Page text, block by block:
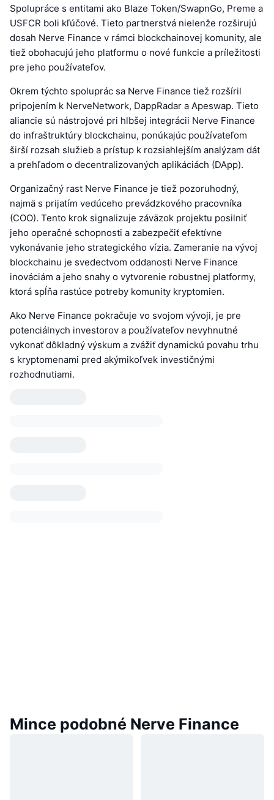
Spolupráce s entitami ako Blaze Token/SwapnGo, Preme a
USFCR boli kľúčové. Tieto partnerstvá nielenže rozširujú
dosah Nerve Finance v rámci blockchainovej komunity, ale
tiež obohacujú jeho platformu o nové funkcie a príležitosti
pre jeho používateľov.
Okrem týchto spoluprác sa Nerve Finance tiež rozšíril
pripojením k NerveNetwork, DappRadar a Apeswap. Tieto
aliancie sú nástrojové pri hlbšej integrácii Nerve Finance
do infraštruktúry blockchainu, ponúkajúc používateľom
širší rozsah služieb a prístup k rozsiahlejším analýzam dát
a prehľadom o decentralizovaných aplikáciách (DApp).
Organizačný rast Nerve Finance je tiež pozoruhodný,
najmä s prijatím vedúceho prevádzkového pracovníka
(COO). Tento krok signalizuje záväzok projektu posilniť
jeho operačné schopnosti a zabezpečiť efektívne
vykonávanie jeho strategického vízia. Zameranie na vývoj
blockchainu je svedectvom oddanosti Nerve Finance
inováciám a jeho snahy o vytvorenie robustnej platformy,
ktorá spĺňa rastúce potreby komunity kryptomien.
Ako Nerve Finance pokračuje vo svojom vývoji, je pre
potenciálnych investorov a používateľov nevyhnutné
vykonať dôkladný výskum a zvážiť dynamickú povahu trhu
s kryptomenami pred akýmikoľvek investičnými
rozhodnutiami.
Mince podobné Nerve Finance